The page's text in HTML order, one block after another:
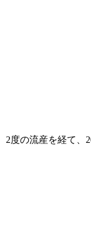
2度の流産を経て